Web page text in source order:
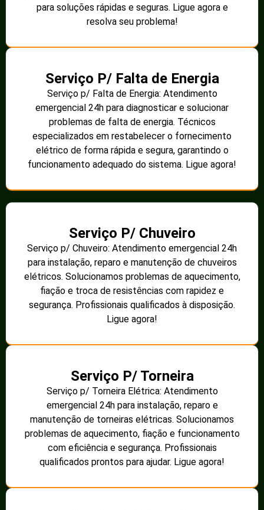
para soluções rápidas e seguras. Ligue agora e
resolva seu problema!
Serviço P/ Falta de Energia
Serviço p/ Falta de Energia: Atendimento
emergencial 24h para diagnosticar e solucionar
problemas de falta de energia. Técnicos
especializados em restabelecer o fornecimento
elétrico de forma rápida e segura, garantindo o
funcionamento adequado do sistema. Ligue agora!
Serviço P/ Chuveiro
Serviço p/ Chuveiro: Atendimento emergencial 24h
para instalação, reparo e manutenção de chuveiros
elétricos. Solucionamos problemas de aquecimento,
fiação e troca de resistências com rapidez e
segurança. Profissionais qualificados à disposição.
Ligue agora!
Serviço P/ Torneira
Serviço p/ Torneira Elétrica: Atendimento
emergencial 24h para instalação, reparo e
manutenção de torneiras elétricas. Solucionamos
problemas de aquecimento, fiação e funcionamento
com eficiência e segurança. Profissionais
qualificados prontos para ajudar. Ligue agora!